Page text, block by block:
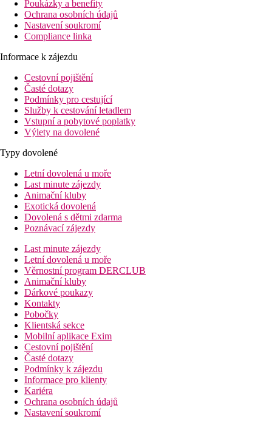
Poukázky a benefity
Ochrana osobních údajů
Nastavení soukromí
Compliance linka
Informace k zájezdu
Cestovní pojištění
Časté dotazy
Podmínky pro cestující
Služby k cestování letadlem
Vstupní a pobytové poplatky
Výlety na dovolené
Typy dovolené
Letní dovolená u moře
Last minute zájezdy
Animační kluby
Exotická dovolená
Dovolená s dětmi zdarma
Poznávací zájezdy
Last minute zájezdy
Letní dovolená u moře
Věrnostní program DERCLUB
Animační kluby
Dárkové poukazy
Kontakty
Pobočky
Klientská sekce
Mobilní aplikace Exim
Cestovní pojištění
Časté dotazy
Podmínky k zájezdu
Informace pro klienty
Kariéra
Ochrana osobních údajů
Nastavení soukromí